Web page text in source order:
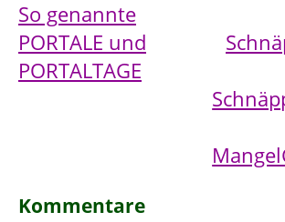
So genannte
PORTALE und
PORTALTAGE
Kommentare